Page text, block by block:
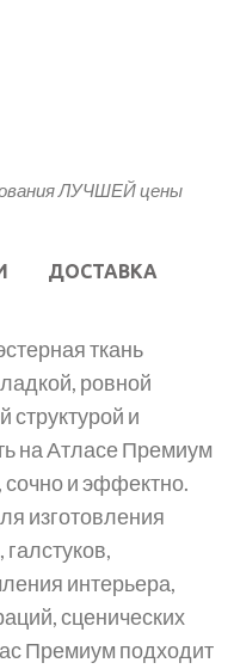
ЛУЧШЕЙ цены
ДОСТАВКА
ткань
ровной
структурой и
на Атласе Премиум
и эффектно.
изготовления
интерьера,
сценических
Премиум подходит